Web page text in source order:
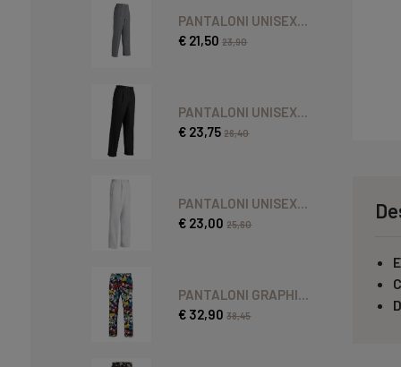
PANTALONI UNISEX...
€ 21,5023,90
PANTALONI UNISEX...
€ 23,7526,40
PANTALONI UNISEX...
€ 23,0025,60
PANTALONI GRAPHI...
€ 32,9038,45